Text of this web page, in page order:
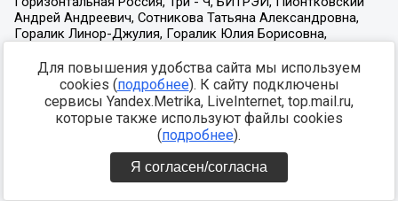
Для повышения удобства сайта мы используем
cookies (подробнее). К сайту подключены
сервисы Yandex.Metrika, LiveInternet, top.mail.ru,
которые также используют файлы cookies
(подробнее).
Я согласен/согласна